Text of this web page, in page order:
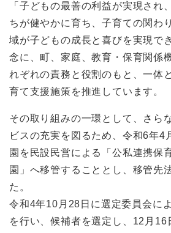
「子どもの最善の利益が実現され
ちが健やかに育ち、子育ての関わ
域が子どもの成長と喜びを実現で
念に、町、家庭、教育・保育関係
れぞれの責務と役割のもと、一体
育て支援施策を推進しています。
その取り組みの一環として、さら
ビスの充実を図るため、令和6年4
園を民設民営による「公私連携保
園」へ移管することとし、移管先
た。
令和4年10月28日に選定委員会に
を行い、候補者を選定し、12月16